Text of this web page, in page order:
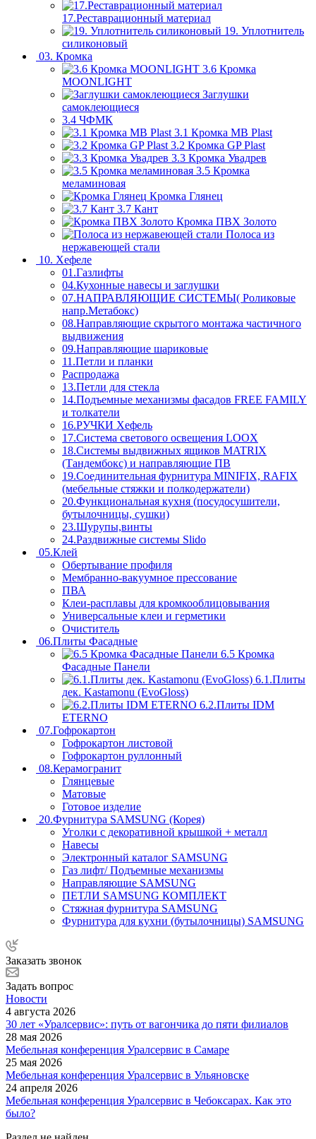
17.Реставрационный материал
19. Уплотнитель
силиконовый
03. Кромка
3.6 Кромка
MOONLIGHT
Заглушки
самоклеющиеся
3.4 ЧФМК
3.1 Кромка MB Plast
3.2 Кромка GP Plast
3.3 Кромка Увадрев
3.5 Кромка
меламиновая
Кромка Глянец
3.7 Кант
Кромка ПВХ Золото
Полоса из
нержавеющей стали
10. Хефеле
01.Газлифты
04.Кухонные навесы и заглушки
07.НАПРАВЛЯЮЩИЕ СИСТЕМЫ( Роликовые
напр.Метабокс)
08.Направляющие скрытого монтажа частичного
выдвижения
09.Направляющие шариковые
11.Петли и планки
Распродажа
13.Петли для стекла
14.Подъемные механизмы фасадов FREE FAMILY
и толкатели
16.РУЧКИ Хефель
17.Система светового освещения LOOX
18.Системы выдвижных ящиков MATRIX
(Тандембокс) и направляющие ПВ
19.Соединительная фурнитура MINIFIX, RAFIX
(мебельные стяжки и полкодержатели)
20.Функциональная кухня (посудосушители,
бутылочницы, сушки)
23.Шурупы,винты
24.Раздвижные системы Slido
05.Клей
Обертывание профиля
Мембранно-вакуумное прессование
ПВА
Клеи-расплавы для кромкооблицовывания
Универсальные клеи и герметики
Очиститель
06.Плиты Фасадные
6.5 Кромка
Фасадные Панели
6.1.Плиты
дек. Kastamonu (EvoGloss)
6.2.Плиты IDM
ETERNO
07.Гофрокартон
Гофрокартон листовой
Гофрокартон руллонный
08.Керамогранит
Глянцевые
Матовые
Готовое изделие
20.Фурнитура SAMSUNG (Корея)
Уголки с декоративной крышкой + металл
Навесы
Электронный каталог SAMSUNG
Газ лифт/ Подъемные механизмы
Направляющие SAMSUNG
ПЕТЛИ SAMSUNG КОМПЛЕКТ
Стяжная фурнитура SAMSUNG
Фурнитура для кухни (бутылочницы) SAMSUNG
Заказать звонок
Задать вопрос
Новости
4 августа 2026
30 лет «Уралсервис»: путь от вагончика до пяти филиалов
28 мая 2026
Мебельная конференция Уралсервис в Самаре
25 мая 2026
Мебельная конференция Уралсервис в Ульяновске
24 апреля 2026
Мебельная конференция Уралсервис в Чебоксарах. Как это
было?